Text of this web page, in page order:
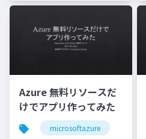
(Tomotaka
Azure 無料リソースだ
けでアプリ作ってみた
microsoftazure